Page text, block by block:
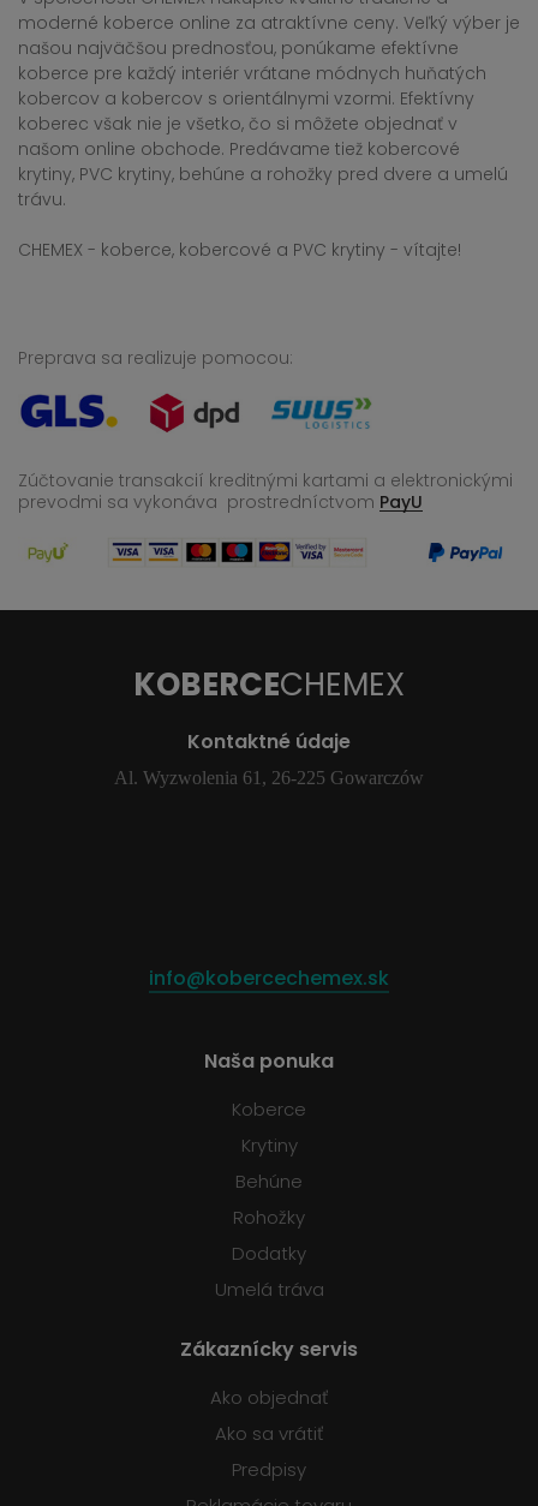
moderné koberce online za atraktívne ceny. Veľký výber je
našou najväčšou prednosťou, ponúkame efektívne
koberce pre každý interiér vrátane módnych huňatých
kobercov a kobercov s orientálnymi vzormi. Efektívny
koberec však nie je všetko, čo si môžete objednať v
našom online obchode. Predávame tiež kobercové
krytiny, PVC krytiny, behúne a rohožky pred dvere a umelú
trávu.
CHEMEX - koberce, kobercové a PVC krytiny - vítajte!
Preprava sa realizuje pomocou:
Zúčtovanie transakcií kreditnými kartami a elektronickými
prevodmi sa vykonáva prostredníctvom PayU
KOBERCECHEMEX
Kontaktné údaje
Al. Wyzwolenia 61, 26-225 Gowarczów
info@kobercechemex.sk
Naša ponuka
Koberce
Krytiny
Behúne
Rohožky
Dodatky
Umelá tráva
Zákaznícky servis
Ako objednať
Ako sa vrátiť
Predpisy